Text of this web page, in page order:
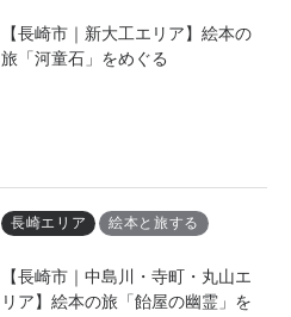
【長崎市｜新大工エリア】絵本の
旅「河童石」をめぐる
長崎エリア 絵本と旅する
【長崎市｜中島川・寺町・丸山エ
リア】絵本の旅「飴屋の幽霊」を